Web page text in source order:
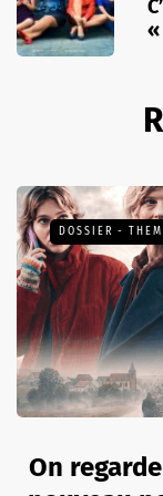
«
DOSSIER -
On